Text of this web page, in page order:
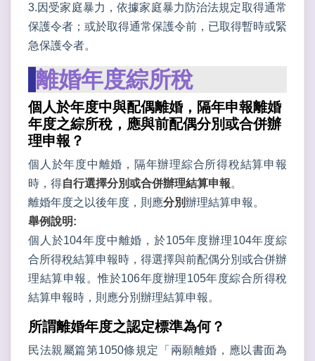
3.因受家庭暴力，依據家庭暴力防治法規定取得通常
保護令者；或於取得通常保護令前，已取得暫時或緊
急保護令者。
離婚年度綜所稅
個人於年度中與配偶離婚，隔年申報離婚
年度之綜所稅，應與前配偶分別或合併辦
理申報？
個人於年度中離婚，隔年辦理綜合所得稅結算申報
時，得自行選擇分別或合併辦理結算申報。
離婚年度之以後年度，則應分別辦理結算申報。
舉例說明:
個人於104年度中離婚，於105年度辦理104年度綜
合所得稅結算申報時，得選擇與前配偶分別或合併辦
理結算申報。惟於106年度辦理105年度綜合所得稅
結算申報時，則應分別辦理結算申報。
所謂離婚年度之認定標準為何？
民法親屬篇第1050條規定「兩願離婚，應以書面為